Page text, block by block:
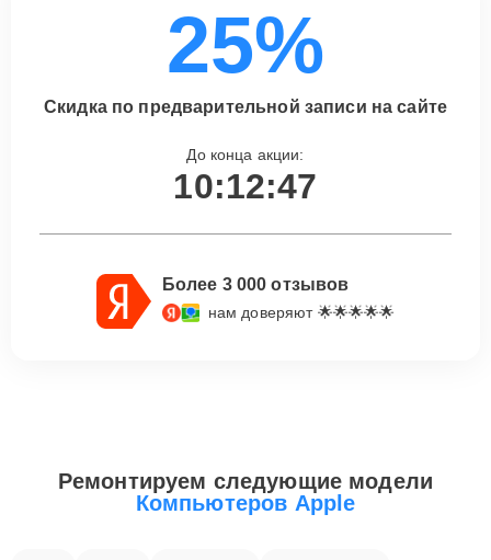
25%
Скидка по предварительной записи на сайте
До конца акции:
10:12:46
Более 3 000 отзывов
нам доверяют 🌟🌟🌟🌟🌟
Ремонтируем следующие модели
Компьютеров Apple